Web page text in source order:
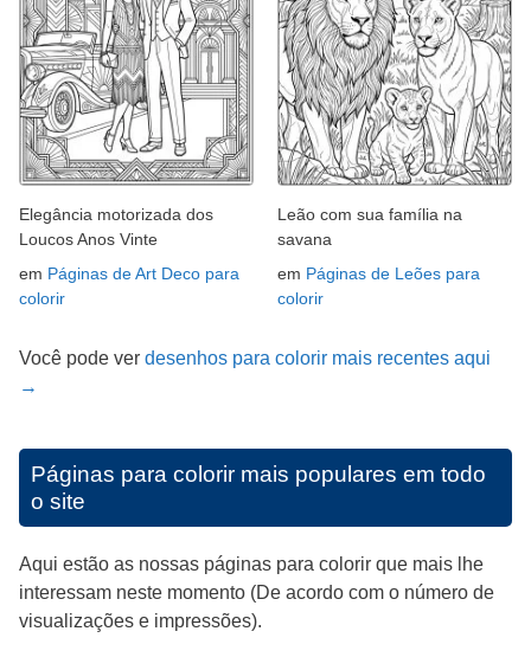
Elegância motorizada dos
Loucos Anos Vinte
em Páginas de Art Deco para
colorir
Leão com sua família na
savana
em Páginas de Leões para
colorir
Você pode ver desenhos para colorir mais recentes aqui
→
Páginas para colorir mais populares em todo
o site
Aqui estão as nossas páginas para colorir que mais lhe
interessam neste momento (De acordo com o número de
visualizações e impressões).